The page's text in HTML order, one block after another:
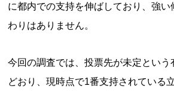
に都内での支持を伸ばしており、強
わりはありません。
今回の調査では、投票先が未定という
どおり、現時点で1番支持されている